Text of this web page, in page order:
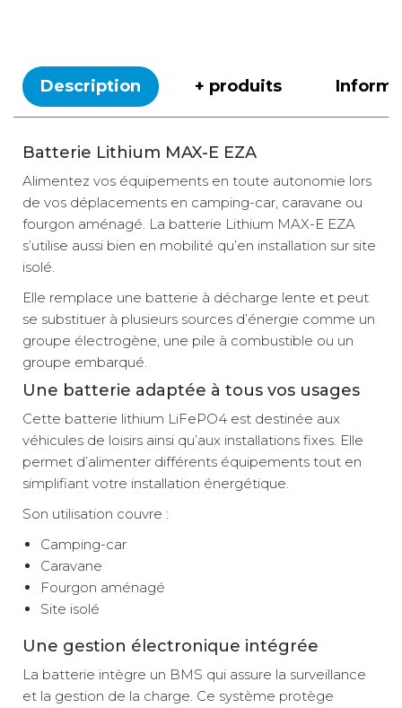
Description + produits
Batterie Lithium MAX-E EZA
Alimentez vos équipements en toute autonomie lors
de vos déplacements en camping-car, caravane ou
fourgon aménagé. La batterie Lithium MAX-E EZA
s’utilise aussi bien en mobilité qu’en installation sur site
isolé.
Elle remplace une batterie à décharge lente et peut
se substituer à plusieurs sources d’énergie comme un
groupe électrogène, une pile à combustible ou un
groupe embarqué.
Une batterie adaptée à tous vos usages
Cette batterie lithium LiFePO4 est destinée aux
véhicules de loisirs ainsi qu’aux installations fixes. Elle
permet d’alimenter différents équipements tout en
simplifiant votre installation énergétique.
Son utilisation couvre :
Camping-car
Caravane
Fourgon aménagé
Site isolé
Une gestion électronique intégrée
La batterie intègre un BMS qui assure la surveillance
et la gestion de la charge. Ce système protège